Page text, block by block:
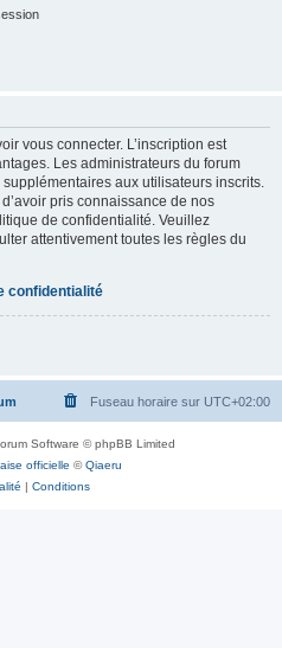
vous connecter. L’inscription est
Les administrateurs du forum
aux utilisateurs inscrits.
pris connaissance de nos
de confidentialité. Veuillez
attentivement toutes les règles du
confidentialité
Fuseau horaire sur UTC+02:00
Software © phpBB Limited
officielle ©Qiaeru
| Conditions